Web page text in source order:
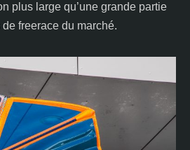
plus large qu’une grande partie
freerace du marché.